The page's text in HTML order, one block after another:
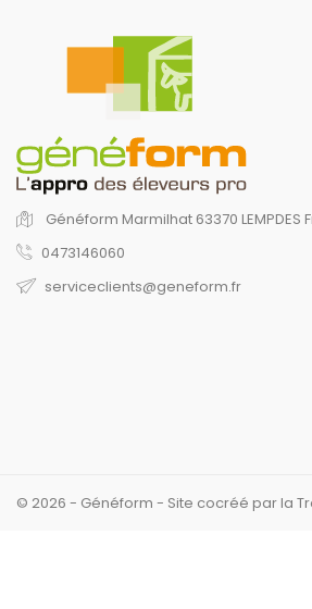
Généform Marmilhat 63370 LEMPDES
0473146060
serviceclients@geneform.fr
© 2026 - Généform - Site cocréé par la